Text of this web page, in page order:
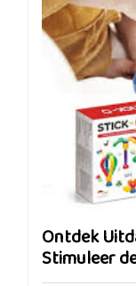
Ontdek
Stimuleer